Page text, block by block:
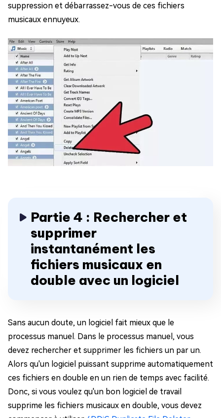
suppression et débarrassez-vous de ces fichiers
musicaux ennuyeux.
Partie 4 : Rechercher et
supprimer
instantanément les
fichiers musicaux en
double avec un logiciel
Sans aucun doute, un logiciel fait mieux que le
processus manuel. Dans le processus manuel, vous
devez rechercher et supprimer les fichiers un par un.
Alors qu'un logiciel puissant supprime automatiquement
ces fichiers en double en un rien de temps avec facilité.
Donc, si vous voulez qu'un bon logiciel de travail
supprime les fichiers musicaux en double, vous devez